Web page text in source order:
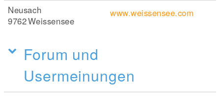
Neusach
9762Weissensee
www.weissensee.com
Forum und
Usermeinungen